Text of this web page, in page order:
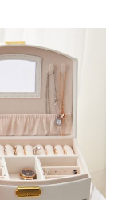
後付」服務完成之交
關給付款項請求債
同意方可使用
本公司不負相關責
戶狀況，依本公司即
本公司將視審查結果
京站紙袋，取件時